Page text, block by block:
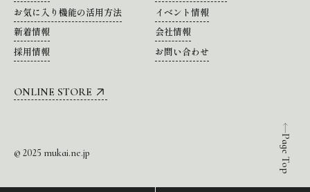
Page Top
お気に入り機能の活用方法
イベント情報
新着情報
会社情報
採用情報
お問い合わせ
ONLINE STORE
© 2025 mukai.ne.jp